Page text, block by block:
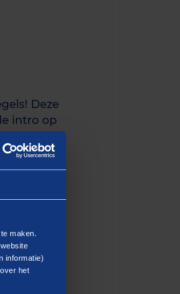
maken.
informatie)
het
Deze
intro op
veniam,
Duis
nulla
deserunt